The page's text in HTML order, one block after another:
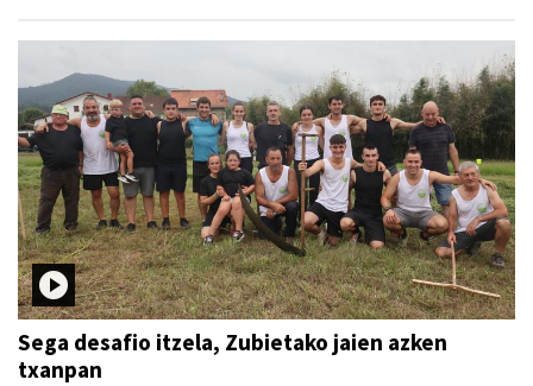
Sega desafio itzela, Zubietako jaien azken
txanpan